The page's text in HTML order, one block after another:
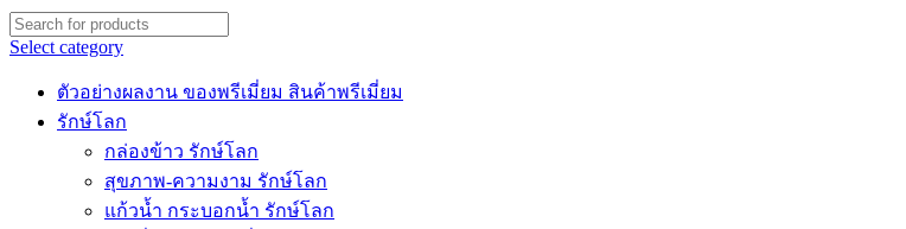
Select category
ตัวอย่างผลงาน ของพรีเมี่ยม สินค้าพรีเมี่ยม
รักษ์โลก
กล่องข้าว รักษ์โลก
สุขภาพ-ความงาม รักษ์โลก
แก้วน้ำ กระบอกน้ำ รักษ์โลก